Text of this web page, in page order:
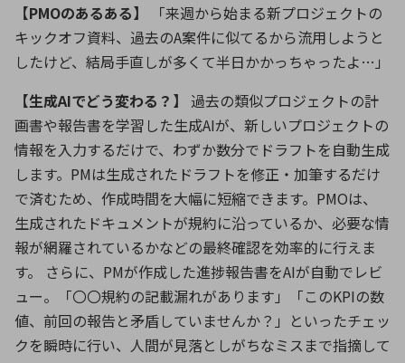
【PMOのあるある】
「来週から始まる新プロジェクトの
キックオフ資料、過去のA案件に似てるから流用しようと
したけど、結局手直しが多くて半日かかっちゃったよ… 」
【生成AIでどう変わる？】 過去の類似プロジェクトの計
画書や報告書を学習した生成AIが、新しいプロジェクトの
情報を入力するだけで、わずか数分でドラフトを自動生成
します。 PMは生成されたドラフトを修正・加筆するだけ
で済むため、作成時間を大幅に短縮できます。 PMOは、
生成されたドキュメントが規約に沿っているか、必要な情
報が網羅されているかなどの最終確認を効率的に行えま
す。 さらに、 PMが作成した進捗報告書をAIが自動でレビ
ュー。「〇〇規約の記載漏れがあります」「このKPIの数
値、前回の報告と矛盾していませんか？」といったチェッ
クを瞬時に行い、人間が見落としがちなミスまで指摘して